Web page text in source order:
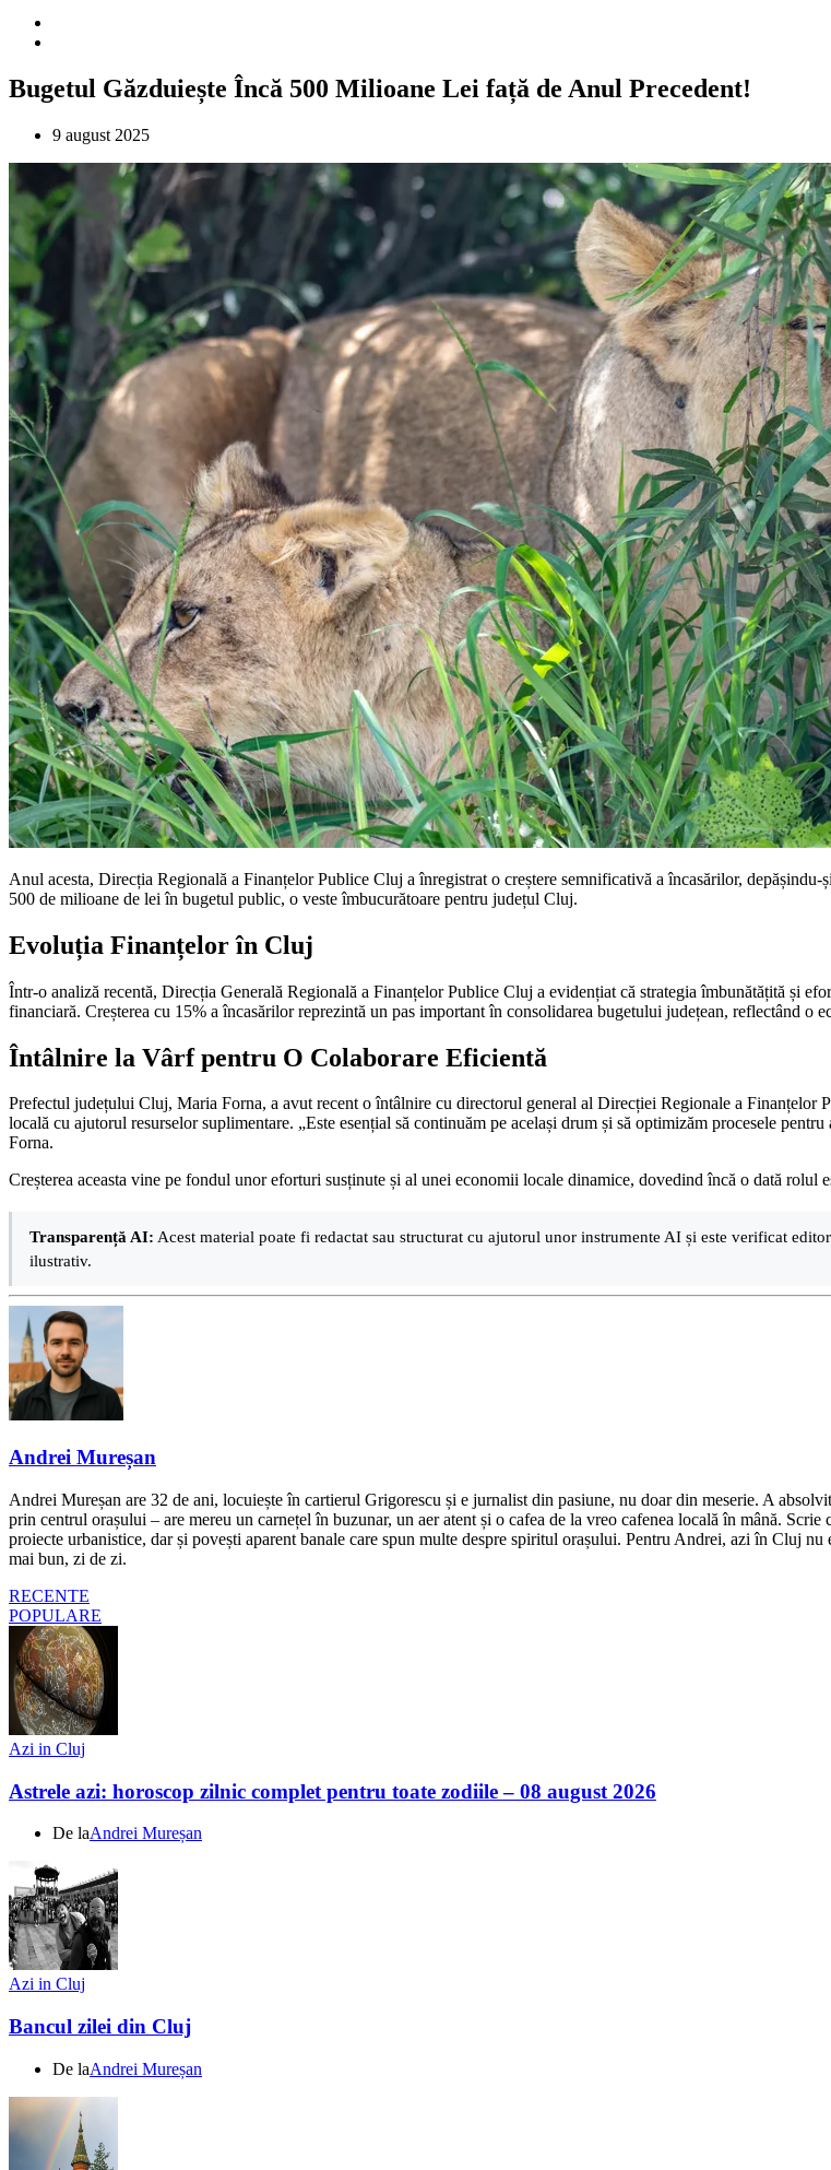
Bugetul Găzduiește Încă 500 Milioane Lei față de Anul Precedent!
9 august 2025
Anul acesta, Direcția Regională a Finanțelor Publice Cluj a înregistrat o creștere semnificativă a încasărilor,
500 de milioane de lei în bugetul public, o veste îmbucurătoare pentru județul Cluj.
Evoluția Finanțelor în Cluj
Într-o analiză recentă, Direcția Generală Regională a Finanțelor Publice Cluj a evidențiat că strategia îmbunătățită și
financiară. Creșterea cu 15% a încasărilor reprezintă un pas important în consolidarea bugetului județean, reflectând
Întâlnire la Vârf pentru O Colaborare Eficientă
Prefectul județului Cluj, Maria Forna, a avut recent o întâlnire cu directorul general al Direcției Regionale a Finanțelor
locală cu ajutorul resurselor suplimentare. „Este esențial să continuăm pe același drum și să optimizăm procesele
Forna.
Creșterea aceasta vine pe fondul unor eforturi susținute și al unei economii locale dinamice, dovedind încă o dată
Transparență AI: Acest material poate fi redactat sau structurat cu ajutorul unor instrumente AI și este verificat
ilustrativ.
Andrei Mureșan
Andrei Mureșan are 32 de ani, locuiește în cartierul Grigorescu și e jurnalist din pasiune, nu doar din meserie. A
prin centrul orașului – are mereu un carnețel în buzunar, un aer atent și o cafea de la vreo cafenea locală în mână.
proiecte urbanistice, dar și povești aparent banale care spun multe despre spiritul orașului. Pentru Andrei, azi în Cluj
mai bun, zi de zi.
RECENTE
POPULARE
Azi in Cluj
Astrele azi: horoscop zilnic complet pentru toate zodiile – 08 august 2026
De laAndrei Mureșan
Azi in Cluj
Bancul zilei din Cluj
De laAndrei Mureșan